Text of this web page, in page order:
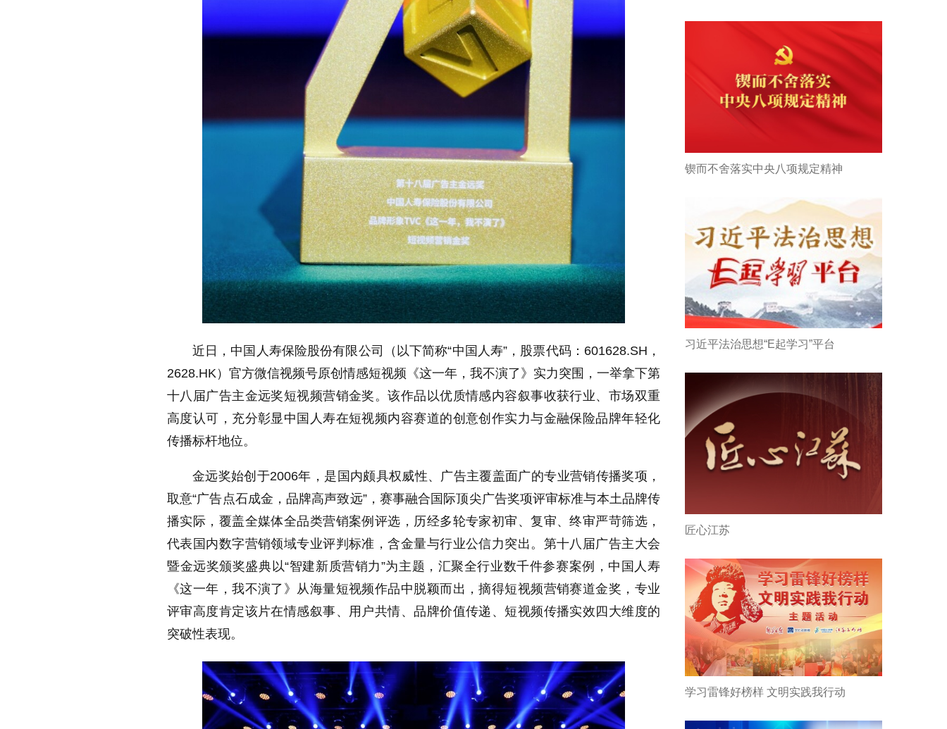
近日，中国人寿保险股份有限公司（以下简称“中国人寿”，股票代码：601628.SH，
2628.HK）官方微信视频号原创情感短视频《这一年，我不演了》实力突围，一举拿下第
十八届广告主金远奖短视频营销金奖。该作品以优质情感内容叙事收获行业、市场双重
高度认可，充分彰显中国人寿在短视频内容赛道的创意创作实力与金融保险品牌年轻化
传播标杆地位。
金远奖始创于2006年，是国内颇具权威性、广告主覆盖面广的专业营销传播奖项，
取意“广告点石成金，品牌高声致远”，赛事融合国际顶尖广告奖项评审标准与本土品牌传
播实际，覆盖全媒体全品类营销案例评选，历经多轮专家初审、复审、终审严苛筛选，
代表国内数字营销领域专业评判标准，含金量与行业公信力突出。第十八届广告主大会
暨金远奖颁奖盛典以“智建新质营销力”为主题，汇聚全行业数千件参赛案例，中国人寿
《这一年，我不演了》从海量短视频作品中脱颖而出，摘得短视频营销赛道金奖，专业
评审高度肯定该片在情感叙事、用户共情、品牌价值传递、短视频传播实效四大维度的
突破性表现。
锲而不舍落实中央八项规定精神
习近平法治思想“E起学习”平台
匠心江苏
学习雷锋好榜样 文明实践我行动